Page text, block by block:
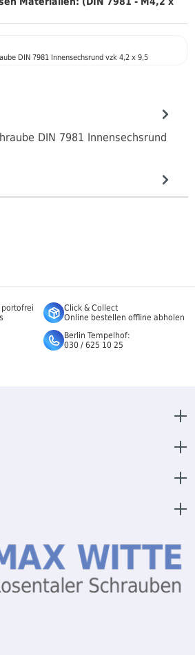
DIN 7981 Innensechsrund vzk 4,2 x 9,5
DIN 7981 Innensechsrund
Click & Collect
Online bestellen offline abholen
Berlin Tempelhof:
030 / 625 10 25